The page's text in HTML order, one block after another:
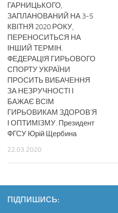
ГАРНИЦЬКОГО,
ЗАПЛАНОВАНИЙ НА 3-5
КВІТНЯ 2020 РОКУ,
ПЕРЕНОСИТЬСЯ НА
ІНШИЙ ТЕРМІН.
ФЕДЕРАЦІЯ ГИРЬОВОГО
СПОРТУ УКРАЇНИ
ПРОСИТЬ ВИБАЧЕННЯ
ЗА НЕЗРУЧНОСТІ І
БАЖАЄ ВСІМ
ГИРЬОВИКАМ ЗДОРОВ’Я
І ОПТИМІЗМУ. Президент
ФГСУ Юрій Щербина
22.03.2020
ПІДПИШИСЬ: